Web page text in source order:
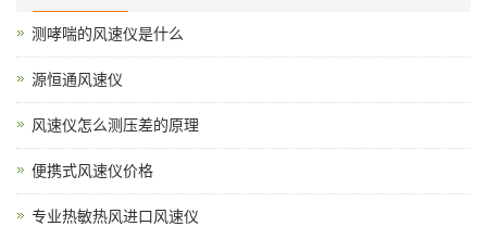
测哮喘的风速仪是什么
源恒通风速仪
风速仪怎么测压差的原理
便携式风速仪价格
专业热敏热风进口风速仪